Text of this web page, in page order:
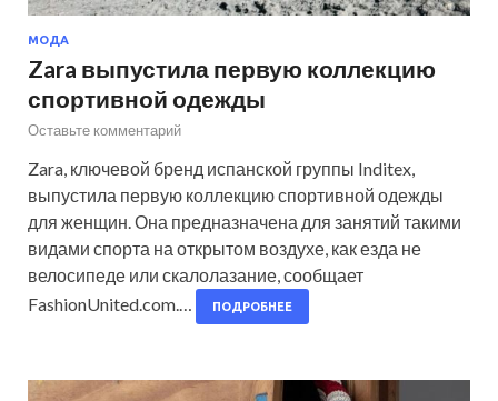
МОДА
Zara выпустила первую коллекцию
спортивной одежды
Оставьте комментарий
Zara, ключевой бренд испанской группы Inditex,
выпустила первую коллекцию спортивной одежды
для женщин. Она предназначена для занятий такими
видами спорта на открытом воздухе, как езда не
велосипеде или скалолазание, сообщает
FashionUnited.com.…
ПОДРОБНЕЕ